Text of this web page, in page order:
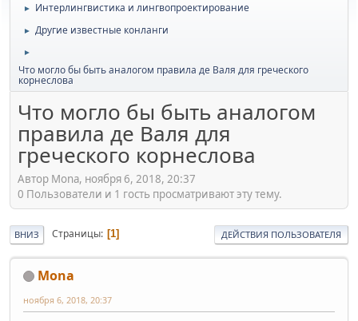
► Интерлингвистика и лингвопроектирование
► Другие известные конланги
►
Что могло бы быть аналогом правила де Валя для греческого
корнеслова
Что могло бы быть аналогом
правила де Валя для
греческого корнеслова
Автор Mona, ноября 6, 2018, 20:37
0 Пользователи и 1 гость просматривают эту тему.
ВНИЗ Страницы 1 ДЕЙСТВИЯ ПОЛЬЗОВАТЕЛЯ
Mona
ноября 6, 2018, 20:37